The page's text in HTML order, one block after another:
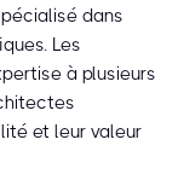
dans
Les
à plusieurs
et leur valeur